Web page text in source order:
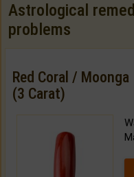
Astrological
problems
Red Coral / Moonga
(3 Carat)